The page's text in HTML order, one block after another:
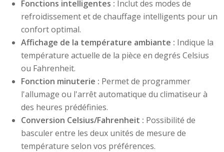
Fonctions intelligentes : Inclut des modes de
refroidissement et de chauffage intelligents pour un
confort optimal.​
Affichage de la température ambiante : Indique la
température actuelle de la pièce en degrés Celsius
ou Fahrenheit.​
Fonction minuterie : Permet de programmer
l'allumage ou l'arrêt automatique du climatiseur à
des heures prédéfinies.​
Conversion Celsius/Fahrenheit : Possibilité de
basculer entre les deux unités de mesure de
température selon vos préférences.​